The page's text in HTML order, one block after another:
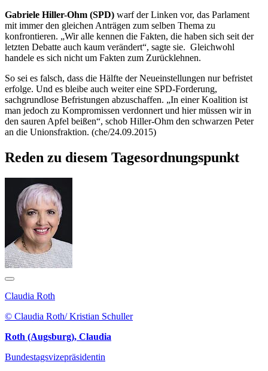
Gabriele Hiller-Ohm (SPD) warf der Linken vor, das Parlament
mit immer den gleichen Anträgen zum selben Thema zu
konfrontieren. „Wir alle kennen die Fakten, die haben sich seit der
letzten Debatte auch kaum verändert“, sagte sie. Gleichwohl
handele es sich nicht um Fakten zum Zurücklehnen.
So sei es falsch, dass die Hälfte der Neueinstellungen nur befristet
erfolge. Und es bleibe auch weiter eine SPD-Forderung,
sachgrundlose Befristungen abzuschaffen. „In einer Koalition ist
man jedoch zu Kompromissen verdonnert und hier müssen wir in
den sauren Apfel beißen“, schob Hiller-Ohm den schwarzen Peter
an die Unionsfraktion. (che/24.09.2015)
Reden zu diesem Tagesordnungspunkt
Claudia Roth
© Claudia Roth/ Kristian Schuller
Roth (Augsburg), Claudia
Bundestagsvizepräsidentin